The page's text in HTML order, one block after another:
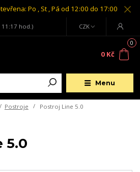
Po , St , Pá od 12:00 do 17:00
Menu
CZK
11:17 hod.)
0
0 Kč
Postroje Postroj Line 5.0
5.0